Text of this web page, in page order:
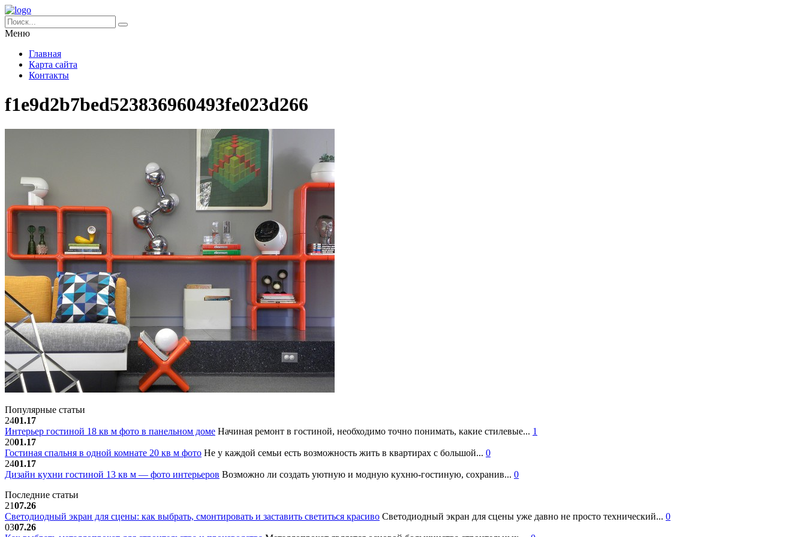
Меню
Главная
Карта сайта
Контакты
f1e9d2b7bed523836960493fe023d266
Популярные статьи
2401.17
Интерьер гостиной 18 кв м фото в панельном доме Начиная ремонт в гостиной, необходимо точно понимать, какие стилевые... 1
2001.17
Гостиная спальня в одной комнате 20 кв м фото Не у каждой семьи есть возможность жить в квартирах с большой... 0
2401.17
Дизайн кухни гостиной 13 кв м — фото интерьеров Возможно ли создать уютную и модную кухню-гостиную, сохранив... 0
Последние статьи
2107.26
Светодиодный экран для сцены: как выбрать, смонтировать и заставить светиться красиво Светодиодный экран для сцены уже давно не просто технический... 0
0307.26